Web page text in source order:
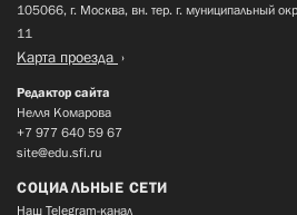
105066, г. Москва, вн. тер. г. муниципальный
11
Карта проезда
Редактор сайта
Нелля Комарова
+7 977 640 59 67
site@edu.sfi.ru
СОЦИАЛЬНЫЕ СЕТИ
Наш Telegram-канал